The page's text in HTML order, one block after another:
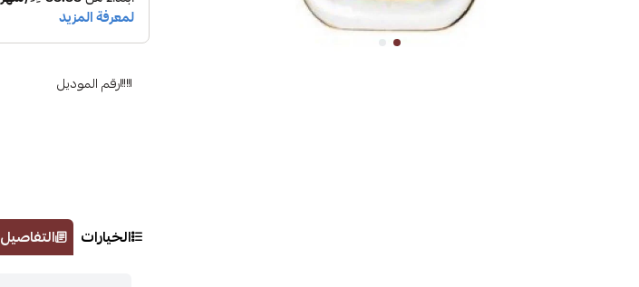
رقم الموديل
الخيارات التفاصيل